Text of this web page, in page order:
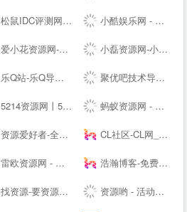
松鼠IDC评测网-服务器_云服务器_主机_优惠_促销_测评 小酷娱乐网 - 分享永无止境!娱乐,技术,教程,软件网络资源网
爱小花资源网-免费分享好资源-小花资源网-应有尽有！ 小磊资源网-小磊技术网_软件库_爱收集分享各种破解软件。
乐Q站-乐Q导航网 聚优吧技术导航 - 汇聚国内优质资源技术教程网站
5214资源网丨5214辅助网丨5214商铺丨游戏辅助网丨辅助网 蚂蚁资源网 - 免费游戏辅助,软件,活动,技术教程分享平台_小刀娱乐网_我爱辅助网_善恶资源网！
资源爱好者-全网资源一网打尽！ CL社区-CL网_专注于全网-挂机项目-免费项目-赚钱项目-游戏搬砖项目-活动线报-源码基地-副业-活动-软件-教程-致力于全网付费项目揭秘分享
雷欧资源网 - 善恶资源网,辅助网,678辅助网,小刀娱乐网,破解软件分享,最全面的免费资源平台! 浩瀚博客-免费教程资源网
找资源-要资源就上找资源|专业提供,免费资源,活动资源,源码资源,励志打造全网最好最全的资源大全- 资源哟 - 活动、软件、教程 - 综合资源聚合平台